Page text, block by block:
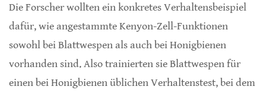
Die Forscher wollten ein konkretes Verhaltensbeispiel
dafür, wie angestammte Kenyon-Zell-Funktionen
sowohl bei Blattwespen als auch bei Honigbienen
vorhanden sind. Also trainierten sie Blattwespen für
einen bei Honigbienen üblichen Verhaltenstest, bei dem